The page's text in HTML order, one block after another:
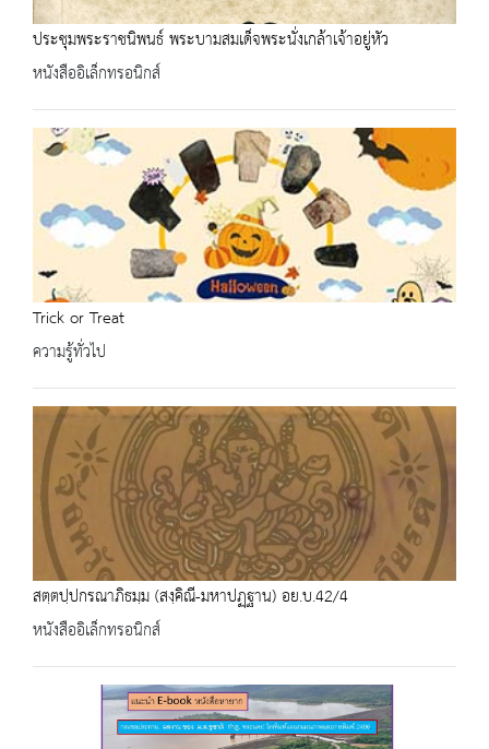
ประชุมพระราชนิพนธ์ พระบามสมเด็จพระนั่งเกล้าเจ้าอยู่หัว
หนังสืออิเล็กทรอนิกส์
Trick or Treat
ความรู้ทั่วไป
สตฺตปฺปกรณาภิธมฺม (สงฺคิณี-มหาปฏฺฐาน) อย.บ.42/4
หนังสืออิเล็กทรอนิกส์